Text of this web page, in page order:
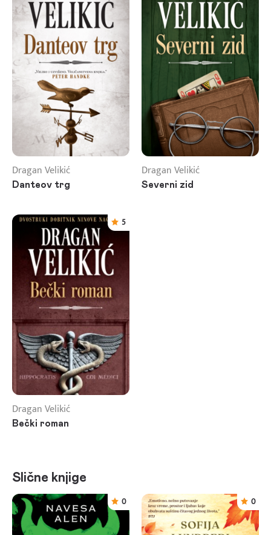
Dragan Velikić
Danteov trg
Dragan Velikić
Severni zid
5
Dragan Velikić
Bečki roman
Slične knjige
0
0